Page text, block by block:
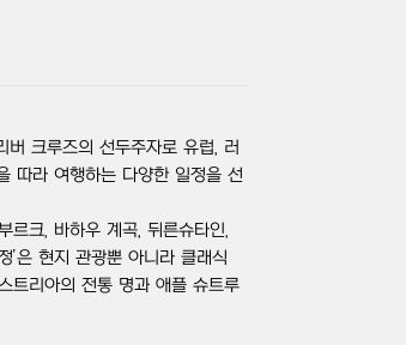
크루즈의 선두주자로 유럽, 러
따라 여행하는 다양한 일정을 선
르크, 바하우 계곡, 뒤른슈타인,
’은 현지 관광뿐 아니라 클래식
트리아의 전통 명과 애플 슈트루